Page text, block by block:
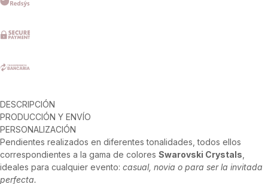
DESCRIPCIÓN
PRODUCCIÓN Y ENVÍO
PERSONALIZACIÓN
Pendientes realizados en diferentes tonalidades, todos ellos
correspondientes a la gama de colores Swarovski Crystals
ideales para cualquier evento: casual, novia o para ser la invitada
perfecta.